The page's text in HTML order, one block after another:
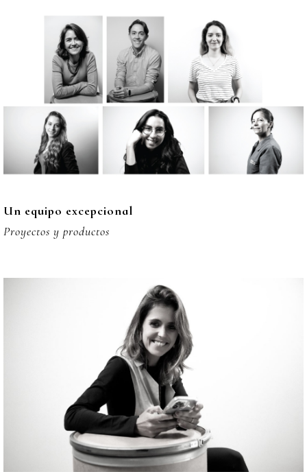
Un equipo excepcional
Proyectos y productos